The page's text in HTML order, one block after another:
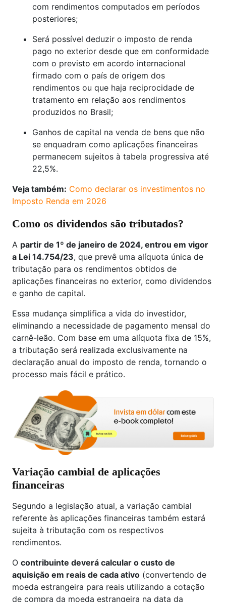
com rendimentos computados em períodos
posteriores;
Será possível deduzir o imposto de renda
pago no exterior desde que em conformidade
com o previsto em acordo internacional
firmado com o país de origem dos
rendimentos ou que haja reciprocidade de
tratamento em relação aos rendimentos
produzidos no Brasil;
Ganhos de capital na venda de bens que não
se enquadram como aplicações financeiras
permanecem sujeitos à tabela progressiva até
22,5%.
Veja também: Como declarar os investimentos no
Imposto Renda em 2026
Como os dividendos são tributados?
A partir de 1º de janeiro de 2024, entrou em vigor
a Lei 14.754/23, que prevê uma alíquota única de
tributação para os rendimentos obtidos de
aplicações financeiras no exterior, como dividendos
e ganho de capital.
Essa mudança simplifica a vida do investidor,
eliminando a necessidade de pagamento mensal do
carnê-leão. Com base em uma alíquota fixa de 15%,
a tributação será realizada exclusivamente na
declaração anual do imposto de renda, tornando o
processo mais fácil e prático.
Variação cambial de aplicações
financeiras
Segundo a legislação atual, a variação cambial
referente às aplicações financeiras também estará
sujeita à tributação com os respectivos
rendimentos.
O contribuinte deverá calcular o custo de
aquisição em reais de cada ativo (convertendo de
moeda estrangeira para reais utilizando a cotação
de compra da moeda estrangeira na data da